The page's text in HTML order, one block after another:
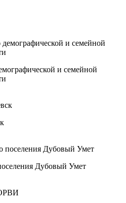
и семейной
Дубовый Умет